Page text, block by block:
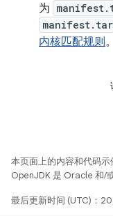
为
内核匹配规则。
本页面上的内容和代码示
OpenJDK 是 Oracle 和/
最后更新时间 (UTC)：